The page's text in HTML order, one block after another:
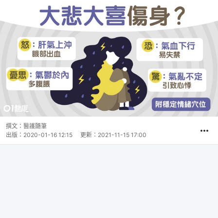
撰文： 醫護隨筆
出版： 2020-01-16 12:15 更新： 2021-11-15 17:00